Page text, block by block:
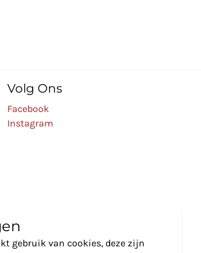
Volg Ons
Facebook
Instagram
gebruik van cookies, deze zijn